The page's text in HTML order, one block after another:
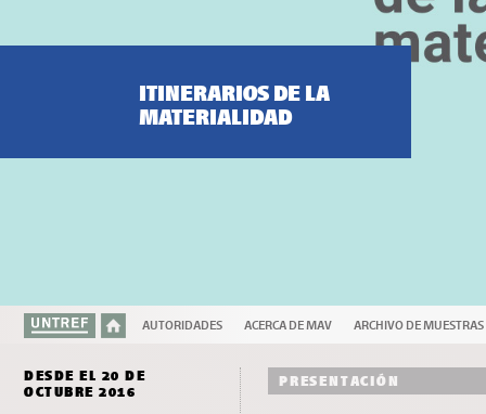
ITINERARIOS DE LA
MATERIALIDAD
AUTORIDADES ACERCA DE MAV ARCHIVO DE MUESTRAS
DESDE EL 20 DE
OCTUBRE 2016
PRESENTACIÓN